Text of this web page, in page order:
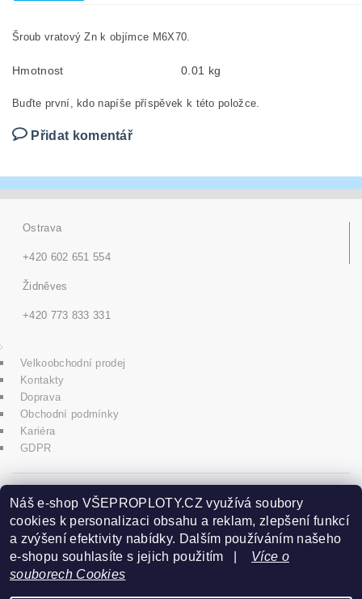
Šroub vratový Zn k objímce M6X70.
Hmotnost 0.01 kg
Buďte první, kdo napíše příspěvek k této položce.
Přidat komentář
Ostrava
+420 602 651 554
Židněves
+420 773 833 331
Velkoobchodní prodej
Kontakty
Doprava
Obchodní podmínky
Kariéra
GDPR
icons8.com
Praha - Herink
+420 606 020 266
Náš e-shop VŠEPROPLOTY.CZ využívá soubory
cookies k personalizaci obsahu a reklam, zlepšení funkcí
a zvýšení efektivity nabídky. Dalším používáním našeho
e-shopu souhlasíte s jejich použitím | Více o
souborech Cookies